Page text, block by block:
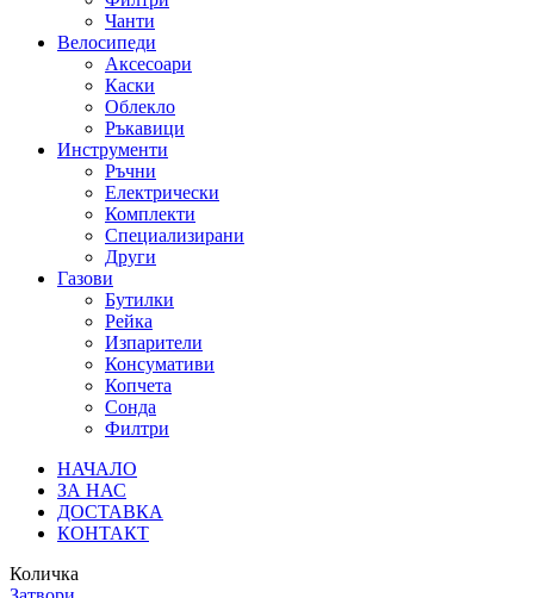
Чанти
Велосипеди
Аксесоари
Каски
Облекло
Ръкавици
Инструменти
Ръчни
Електрически
Комплекти
Специализирани
Други
Газови
Бутилки
Рейка
Изпарители
Консумативи
Копчета
Сонда
Филтри
НАЧАЛО
ЗА НАС
ДОСТАВКА
КОНТАКТ
Количка